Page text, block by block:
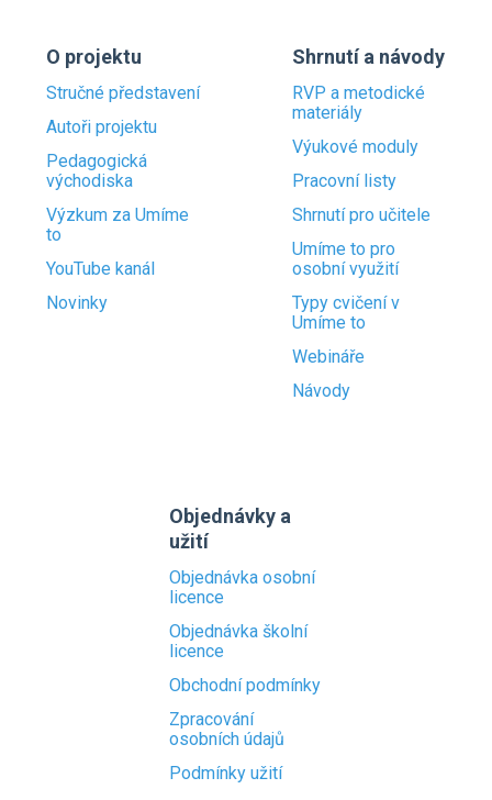
O projektu
Stručné představení
Autoři projektu
Pedagogická
východiska
Výzkum za Umíme
to
YouTube kanál
Novinky
Shrnutí a návody
RVP a metodické
materiály
Výukové moduly
Pracovní listy
Shrnutí pro učitele
Umíme to pro
osobní využití
Typy cvičení v
Umíme to
Webináře
Návody
Objednávky a
užití
Objednávka osobní
licence
Objednávka školní
licence
Obchodní podmínky
Zpracování
osobních údajů
Podmínky užití